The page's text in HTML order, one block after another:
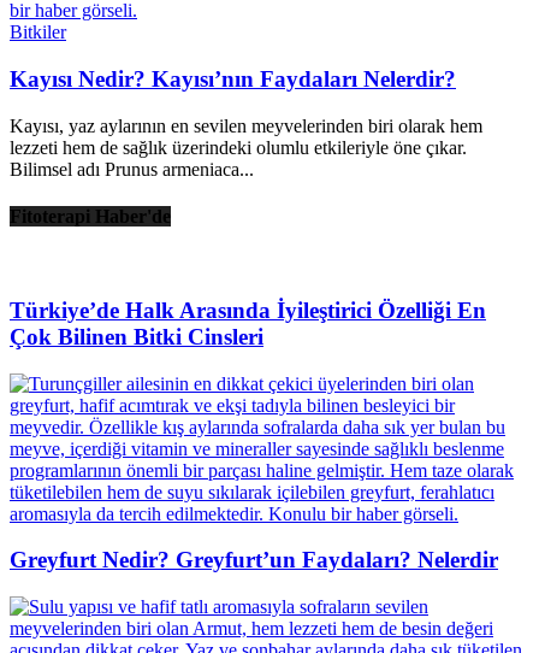
Bitkiler
Kayısı Nedir? Kayısı’nın Faydaları Nelerdir?
Kayısı, yaz aylarının en sevilen meyvelerinden biri olarak hem
lezzeti hem de sağlık üzerindeki olumlu etkileriyle öne çıkar.
Bilimsel adı Prunus armeniaca...
Fitoterapi Haber'de
Türkiye’de Halk Arasında İyileştirici Özelliği En
Çok Bilinen Bitki Cinsleri
Greyfurt Nedir? Greyfurt’un Faydaları? Nelerdir